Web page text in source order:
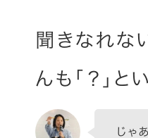
聞きなれな
んも「？」
じゃ